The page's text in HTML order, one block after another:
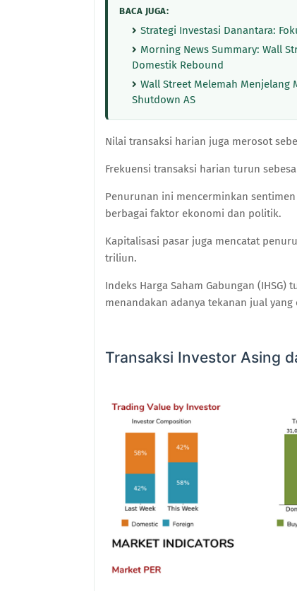
BACA JUGA:
Strategi Investasi Danantara:
Morning News Summary: Wall
Domestik Rebound
Wall Street Melemah Menjelang
Shutdown AS
Nilai transaksi harian juga merosot
Frekuensi transaksi harian turun
Penurunan ini mencerminkan
berbagai faktor ekonomi dan politik.
Kapitalisasi pasar juga mencatat
triliun.
Indeks Harga Saham Gabungan (IHSG)
menandakan adanya tekanan jual
Transaksi Investor Asing